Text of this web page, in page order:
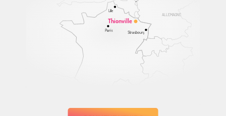
ALLEMAGNE
Thionville
Lille
Paris Strasbourg